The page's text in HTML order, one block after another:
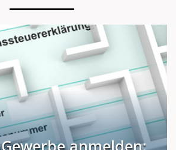
anmelden: